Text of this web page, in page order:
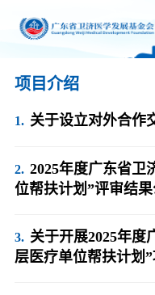
学发展基金
项目介绍
关于设立对外合作
2025年度广东省卫
位帮扶计划”评审结
关于开展2025年度
层医疗单位帮扶计划